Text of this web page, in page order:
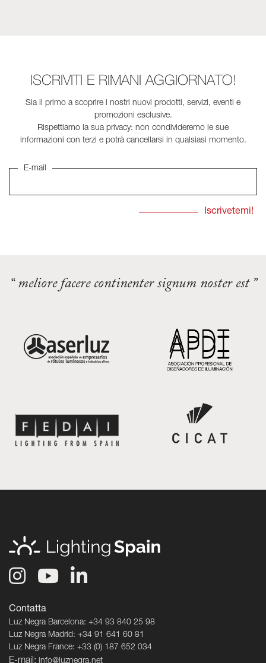
ISCRIVITI E RIMANI AGGIORNATO!
Sia il primo a scoprire i nostri nuovi prodotti, servizi, eventi e
promozioni esclusive.
Rispettiamo la sua privacy: non condivideremo le sue
informazioni con terzi e potrà cancellarsi in qualsiasi momento.
E-mail
“ meliore facere continenter signum noster est ”
Contatta
Luz Negra Barcelona: +34 93 840 25 98
Luz Negra Madrid: +34 91 641 60 81
Luz Negra France: +33 (0) 187 652 034